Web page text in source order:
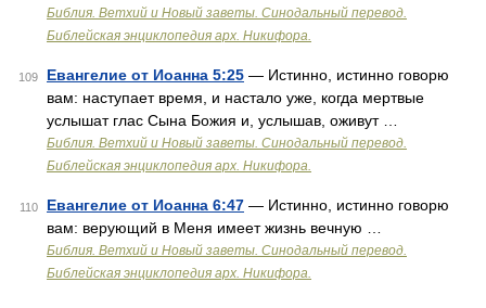
Библия. Ветхий и Новый заветы. Синодальный перевод.
Библейская энциклопедия арх. Никифора.
109 Евангелие от Иоанна 5:25 — Истинно, истинно говорю
вам: наступает время, и настало уже, когда мертвые
услышат глас Сына Божия и, услышав, оживут …
Библия. Ветхий и Новый заветы. Синодальный перевод.
Библейская энциклопедия арх. Никифора.
110 Евангелие от Иоанна 6:47 — Истинно, истинно говорю
вам: верующий в Меня имеет жизнь вечную …
Библия. Ветхий и Новый заветы. Синодальный перевод.
Библейская энциклопедия арх. Никифора.